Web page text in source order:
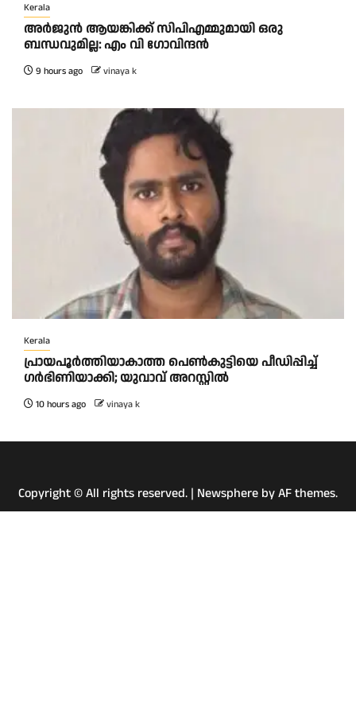
Kerala
അര്‍ജുന്‍ ആയങ്കിക്ക് സിപിഎമ്മുമായി ഒരു
ബന്ധവുമില്ല: എം വി ഗോവിന്ദന്‍
9 hours ago vinaya k
Kerala
പ്രായപൂർത്തിയാകാത്ത പെൺകുട്ടിയെ പീഡിപ്പിച്ച്
ഗർഭിണിയാക്കി; യുവാവ് അറസ്റ്റിൽ
10 hours ago vinaya k
Copyright © All rights reserved. | Newsphere by AF themes.